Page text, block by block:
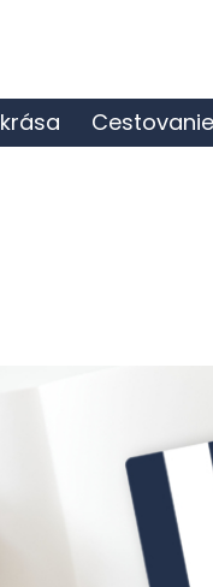
Cestovanie